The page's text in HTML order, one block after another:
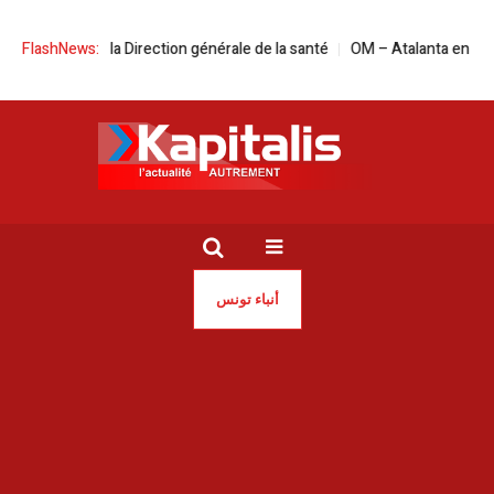
FlashNews:
tête de la Direction générale de la santé OM – Atalanta en live
أنباء تونس